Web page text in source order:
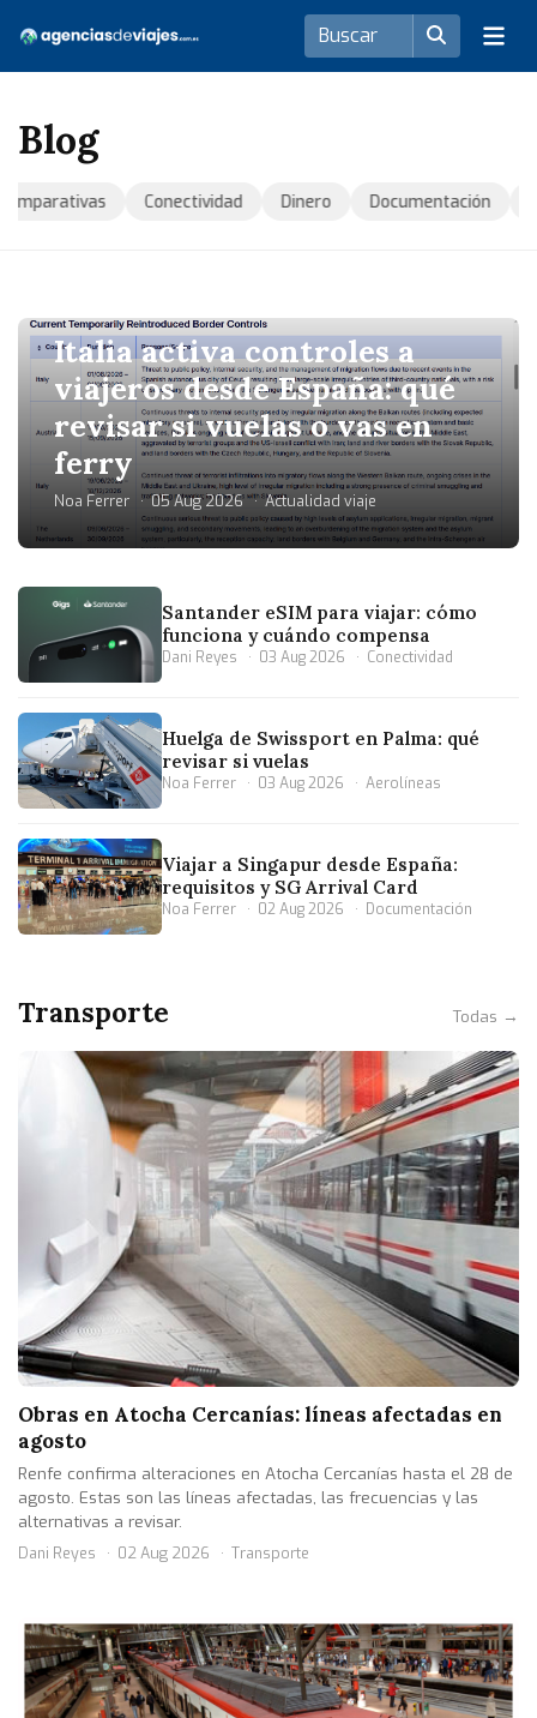
Blog
Conectividad Dinero Documentación
Italia activa controles a
viajeros desde España: qué
revisar si vuelas o vas en
ferry
Noa Ferrer 05 Aug 2026 Actualidad viaje
Santander eSIM para viajar: cómo
funciona y cuándo compensa
Dani Reyes 03 Aug 2026 Conectividad
Huelga de Swissport en Palma: qué
revisar si vuelas
Noa Ferrer 03 Aug 2026 Aerolíneas
Viajar a Singapur desde España:
requisitos y SG Arrival Card
Noa Ferrer 02 Aug 2026 Documentación
Transporte Todas →
Obras en Atocha Cercanías: líneas afectadas en
agosto
Renfe confirma alteraciones en Atocha Cercanías hasta el 28 de
agosto. Estas son las líneas afectadas, las frecuencias y las
alternativas a revisar.
Dani Reyes 02 Aug 2026 Transporte